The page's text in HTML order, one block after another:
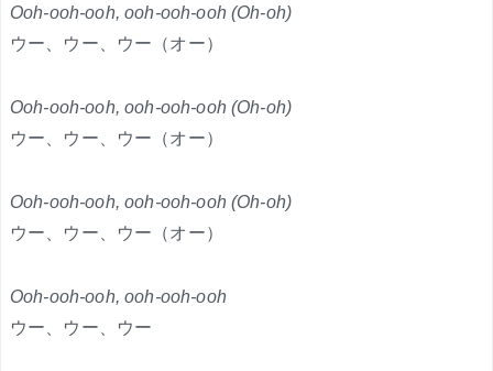
Ooh-ooh-ooh, ooh-ooh-ooh (Oh-oh)
ウー、ウー、ウー（オー）
Ooh-ooh-ooh, ooh-ooh-ooh (Oh-oh)
ウー、ウー、ウー（オー）
Ooh-ooh-ooh, ooh-ooh-ooh (Oh-oh)
ウー、ウー、ウー（オー）
Ooh-ooh-ooh, ooh-ooh-ooh
ウー、ウー、ウー